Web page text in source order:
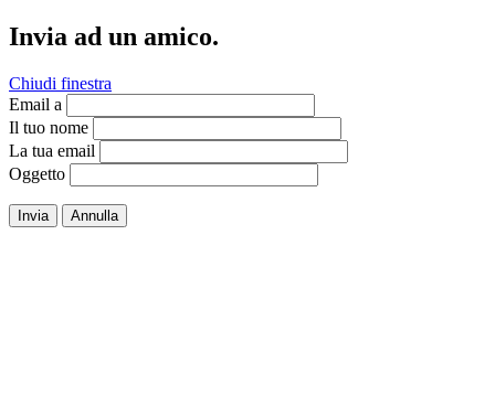
Invia ad un amico.
Chiudi finestra
Email a
Il tuo nome
La tua email
Oggetto
Invia Annulla